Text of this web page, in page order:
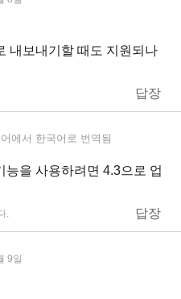
내보내기할 때도 지원되나
답장
에서 한국어 로 번역됨
능을 사용하려면 4.3으로 업
답장
.
9일